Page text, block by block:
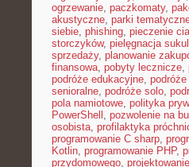
ogrzewanie, paczkomaty,
akustyczne, parki
siebie, phishing, pieczenie
storczyków, pielęgnacja
sprzedaży, planowanie
finansowa, pobyty lecznicze,
podróże edukacyjne,
senioralne, podróże solo,
pola namiotowe, polityka
PowerShell , pozwolenie na
osobista, profilaktyka
programowanie C sharp,
Kotlin, programowanie PHP,
przydomowego,